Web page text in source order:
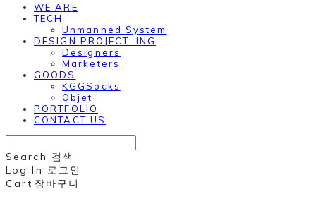
WE ARE
TECH
Unmanned System
DESIGN PROJECT..ING
Designers
Marketers
GOODS
KGGSocks
Objet
PORTFOLIO
CONTACT US
Search 검색
Log In
로그인
Cart 장바구니